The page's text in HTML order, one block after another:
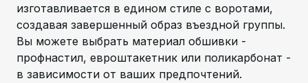
изготавливается в едином стиле с воротами,
создавая завершенный образ въездной группы.
Вы можете выбрать материал обшивки -
профнастил, евроштакетник или поликарбонат -
в зависимости от ваших предпочтений.